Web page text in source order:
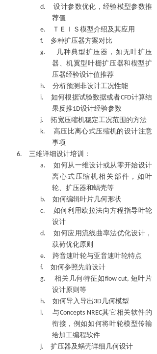
d.
设计参数优化，经验模型参数推
荐值
e.
ＴＥＩＳ模型介绍及其应用
f.
多种扩压器方案对比
g.
几种典型扩压器，如无叶扩压
器、机翼型叶栅扩压器和楔型扩
压器经验设计值推荐
h.
分析预测非设计工况性能
i.
如何根据试验数据或者CFD计算结
果反推1D设计经验参数
j.
拓宽压缩机稳定工况范围的方法
k.
高压比离心式压缩机的设计注意
事项
6.
三维详细设计培训：
a.
如何从一维设计或从零开始设计
离心式压缩机相关部件，如叶
轮、扩压器和蜗壳等
b.
如何编辑叶片几何形状
c.
如何利用欧拉法向方程指导叶轮
设计
d.
如何应用流线曲率法优化设计，
载荷优化原则
e.
跨音速叶轮与亚音速叶轮特点
f.
如何参照先前设计
g.
相关几何特征如 flow cut, 短叶片
设计原则等
h.
如何导入导出 3D几何模型
i.
与Concepts NREC其它相关软件的
衔接，例如如何将叶轮模型传输
给加工编程软件
j.
扩压器及蜗壳详细几何设计